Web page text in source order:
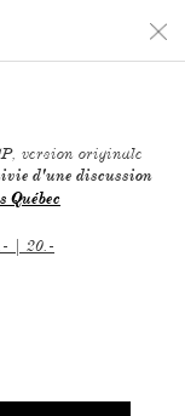
version originale
d'une discussion
Québec
| 20.-